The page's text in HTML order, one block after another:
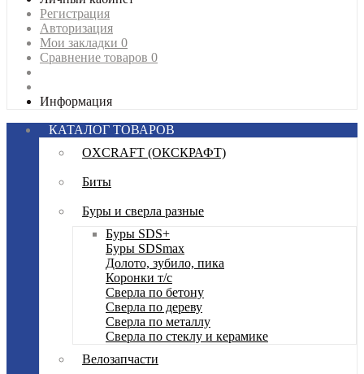
Регистрация
Авторизация
Мои закладки 0
Сравнение товаров 0
Информация
КАТАЛОГ ТОВАРОВ
OXCRAFT (ОКСКРАФТ)
Биты
Буры и сверла разные
Буры SDS+
Буры SDSmax
Долото, зубило, пика
Коронки т/с
Сверла по бетону
Сверла по дереву
Сверла по металлу
Сверла по стеклу и керамике
Велозапчасти